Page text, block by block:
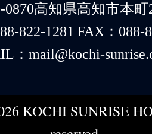
0870高知県高知市本町
822-1281 FAX：088-
：mail@kochi-
KOCHI SUNRISE